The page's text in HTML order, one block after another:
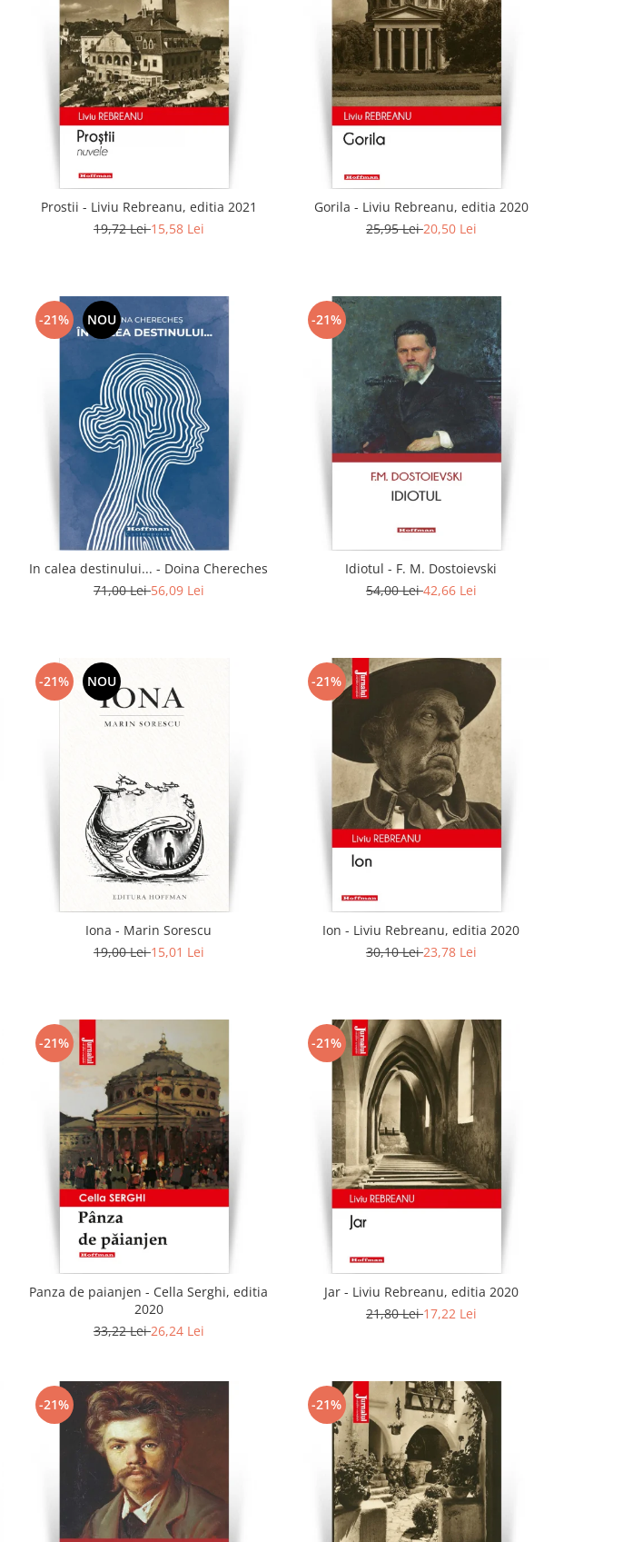
Prostii - Liviu Rebreanu, editia 2021
19,72 Lei15,58 Lei
Gorila - Liviu Rebreanu, editia 2020
25,95 Lei20,50 Lei
-21% NOU
In calea destinului... - Doina Chereches
71,00 Lei56,09 Lei
-21%
Idiotul - F. M. Dostoievski
54,00 Lei42,66 Lei
-21% NOU
Iona - Marin Sorescu
19,00 Lei15,01 Lei
-21%
Ion - Liviu Rebreanu, editia 2020
30,10 Lei23,78 Lei
-21%
Panza de paianjen - Cella Serghi, editia
2020
33,22 Lei26,24 Lei
-21%
Jar - Liviu Rebreanu, editia 2020
21,80 Lei17,22 Lei
-21% -21%